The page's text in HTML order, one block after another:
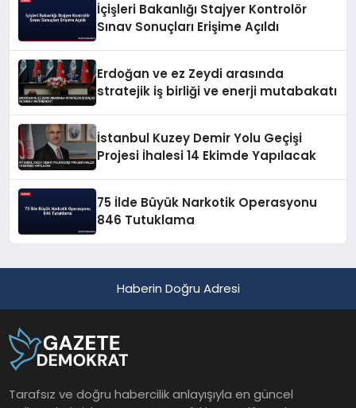
İçişleri Bakanlığı Stajyer Kontrolör
Sınav Sonuçları Erişime Açıldı
Erdoğan ve ez Zeydi arasında
stratejik iş birliği ve enerji mutabakatı
İstanbul Kuzey Demir Yolu Geçişi
Projesi İhalesi 14 Ekimde Yapılacak
75 İlde Büyük Narkotik Operasyonu
846 Tutuklama
Haberin Doğru Adresi
Tarafsız ve doğru habercilik anlayışıyla en güncel